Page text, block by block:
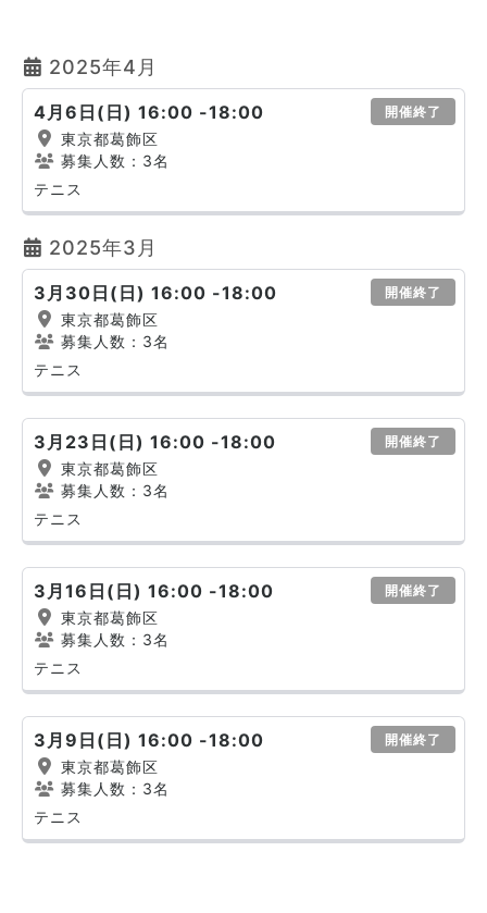
2025年4月
4月6日(日) 16:00 -18:00 開催終了
東京都葛飾区
募集人数：3名
テニス
2025年3月
3月30日(日) 16:00 -18:00 開催終了
東京都葛飾区
募集人数：3名
テニス
3月23日(日) 16:00 -18:00 開催終了
東京都葛飾区
募集人数：3名
テニス
3月16日(日) 16:00 -18:00 開催終了
東京都葛飾区
募集人数：3名
テニス
3月9日(日) 16:00 -18:00 開催終了
東京都葛飾区
募集人数：3名
テニス